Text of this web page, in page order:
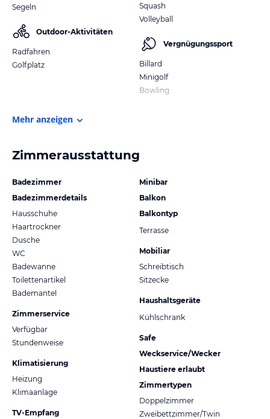
Segeln
Outdoor-Aktivitäten
Radfahren
Golfplatz
Squash
Volleyball
Vergnügungssport
Billard
Minigolf
Bowling
Mehr anzeigen
Zimmerausstattung
Badezimmer
Badezimmerdetails
Hausschuhe
Haartrockner
Dusche
WC
Badewanne
Toilettenartikel
Bademantel
Zimmerservice
Verfügbar
Stundenweise
Klimatisierung
Heizung
Klimaanlage
TV-Empfang
Minibar
Balkon
Balkontyp
Terrasse
Mobiliar
Schreibtisch
Sitzecke
Haushaltsgeräte
Kühlschrank
Safe
Weckservice/Wecker
Haustiere erlaubt
Zimmertypen
Doppelzimmer
Zweibettzimmer/Twin